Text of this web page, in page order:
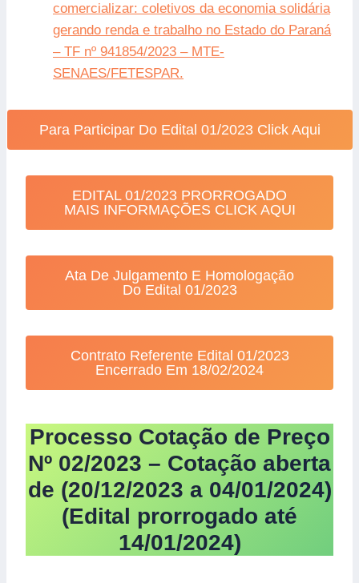
comercializar: coletivos da economia solidária
gerando renda e trabalho no Estado do Paraná
– TF nº 941854/2023 – MTE-
SENAES/FETESPAR.
Para Participar Do Edital 01/2023 Click Aqui
EDITAL 01/2023 PRORROGADO
MAIS INFORMAÇÕES CLICK AQUI
Ata De Julgamento E Homologação
Do Edital 01/2023
Contrato Referente Edital 01/2023
Encerrado Em 18/02/2024
Processo Cotação de Preço
Nº 02/2023 – Cotação aberta
de (20/12/2023 a 04/01/2024)
(Edital prorrogado até
14/01/2024)